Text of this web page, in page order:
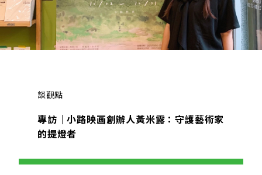
談觀點
專訪｜小路映画創辦人黃米露：守護藝術家
的提燈者